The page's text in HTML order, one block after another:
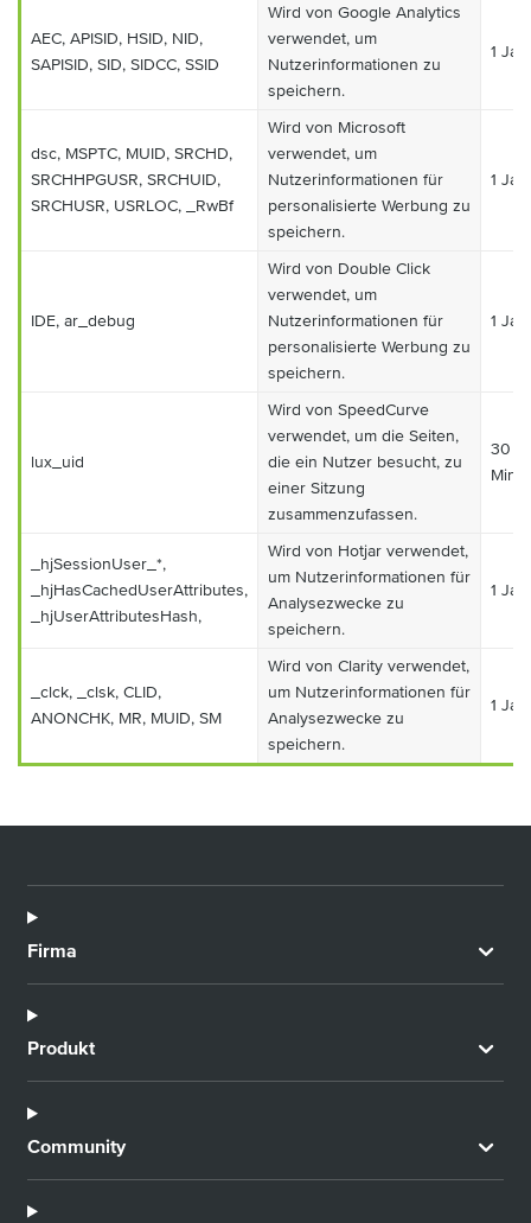
AEC, APISID, HSID, NID,
SAPISID, SID, SIDCC, SSID
Wird von Google Analytics
verwendet, um
Nutzerinformationen zu
speichern.
1
dsc, MSPTC, MUID, SRCHD,
SRCHHPGUSR, SRCHUID,
SRCHUSR, USRLOC, _RwBf
Wird von Microsoft
verwendet, um
Nutzerinformationen für
personalisierte Werbung zu
speichern.
1
IDE, ar_debug
Wird von Double Click
verwendet, um
Nutzerinformationen für
personalisierte Werbung zu
speichern.
1
lux_uid
Wird von SpeedCurve
verwendet, um die Seiten,
die ein Nutzer besucht, zu
einer Sitzung
zusammenzufassen.
30
_hjSessionUser_*,
_hjHasCachedUserAttributes,
_hjUserAttributesHash,
Wird von Hotjar verwendet,
um Nutzerinformationen für
Analysezwecke zu
speichern.
1
_clck, _clsk, CLID,
ANONCHK, MR, MUID, SM
Wird von Clarity verwendet,
um Nutzerinformationen für
Analysezwecke zu
speichern.
1
Firma
Produkt
Community